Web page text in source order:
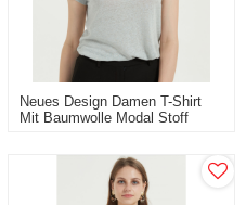
Neues Design Damen T-Shirt
Mit Baumwolle Modal Stoff